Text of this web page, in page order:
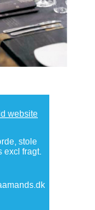
website
stole
excl fragt.